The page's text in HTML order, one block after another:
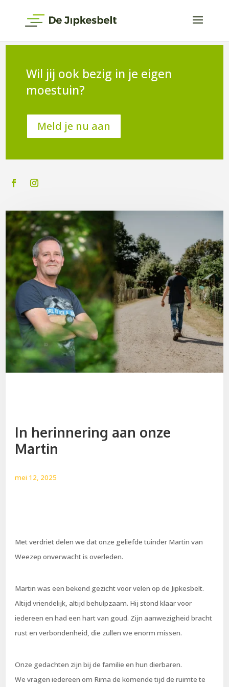
Wil jij ook bezig in je eigen
moestuin?
Meld je nu aan
In herinnering aan onze
Martin
mei 12, 2025
Met verdriet delen we dat onze geliefde tuinder Martin van
Weezep onverwacht is overleden.
Martin was een bekend gezicht voor velen op de Jipkesbelt.
Altijd vriendelijk, altijd behulpzaam. Hij stond klaar voor
iedereen en had een hart van goud. Zijn aanwezigheid bracht
rust en verbondenheid, die zullen we enorm missen.
Onze gedachten zijn bij de familie en hun dierbaren.
We vragen iedereen om Rima de komende tijd de ruimte te